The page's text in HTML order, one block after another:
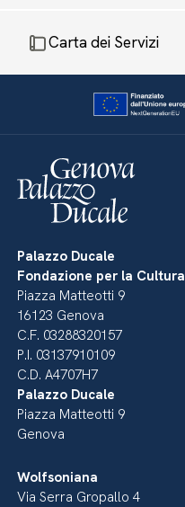
Carta dei Servizi
Palazzo Ducale
Fondazione per la Cultura
Piazza Matteotti 9
16123 Genova
C.F. 03288320157
P.I. 03137910109
C.D. A4707H7
Palazzo Ducale
Piazza Matteotti 9
Genova
Wolfsoniana
Via Serra Gropallo 4